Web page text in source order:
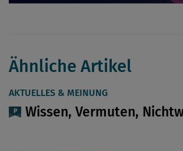
Ähnliche Artikel
AKTUELLES & MEINUNG
Wissen, Vermuten,